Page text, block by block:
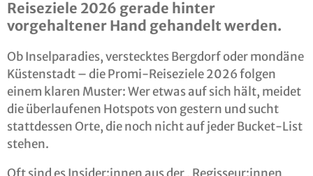
Reiseziele 2026 gerade hinter
vorgehaltener Hand gehandelt werden.
Ob Inselparadies, verstecktes Bergdorf oder mondäne
Küstenstadt – die Promi-Reiseziele 2026 folgen
einem klaren Muster: Wer etwas auf sich hält, meidet
die überlaufenen Hotspots von gestern und sucht
stattdessen Orte, die noch nicht auf jeder Bucket-List
stehen.